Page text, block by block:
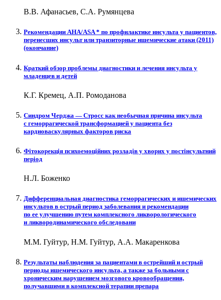
В.В. Афанасьев, С.А. Румянцева
Рекомендации AHA/ASA * по профилактике инсульта у пациентов,
перенесших инсульт или транзиторные ишемические атаки (2011)
(окончание)
Краткий обзор проблемы диагностики и лечения инсульта у
младенцев и детей
К.Г. Кремец, А.П. Ромоданова
Синдром Черджа — Стросс как необычная причина инсульта
с геморрагической трансформацией у пациента без
кардиоваскулярных факторов риска
Фітокорекція психоемоційних розладів у хворих у постінсультний
період
Н.Л. Боженко
Дифференциальная диагностика геморрагических и ишемических
инсультов в острый период заболевания и рекомендации
по ее улучшению путем комплексного ликворологического
и ликвородинамического обследовани
М.М. Гуйтур, Н.М. Гуйтур, А.А. Макаренкова
Результаты наблюдения за пациентами в острейший и острый
периоды ишемического инсульта, а также за больными с
хроническим нарушением мозгового кровообращения,
получавшими в комплексной терапии препара